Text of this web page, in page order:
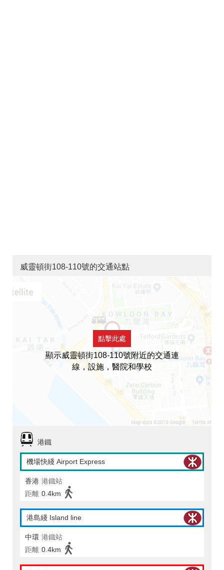
威靈頓街108-110號的交通站點
點擊此處
顯示威靈頓街108-110號附近的交通連
線，設施，醫院和學校
港鐵
機場快綫 Airport Express
香港 港鐵站
距離 0.4km
港島綫 Island line
中環 港鐵站
距離 0.4km